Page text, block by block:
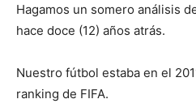
Hagamos un somero análisis
hace doce (12) años atrás.
Nuestro fútbol estaba en el
ranking de FIFA.